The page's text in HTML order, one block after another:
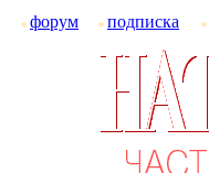
форум подписка